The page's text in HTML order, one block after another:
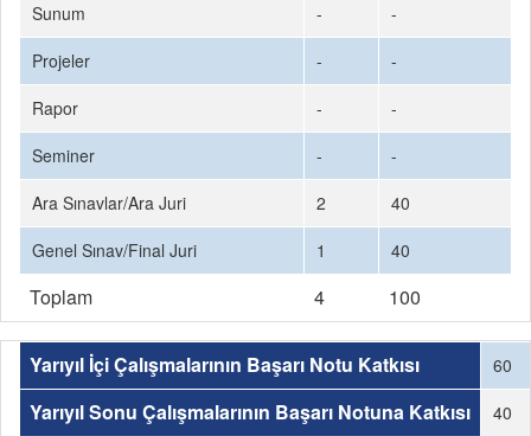
Sunum
-
-
Projeler
-
-
Rapor
-
-
Seminer
-
-
Ara Sınavlar/Ara Juri
2
40
Genel Sınav/Final Juri
1 40
Toplam 4 100
Yarıyıl İçi Çalışmalarının Başarı Notu Katkısı 60
Yarıyıl Sonu Çalışmalarının Başarı Notuna Katkısı 40